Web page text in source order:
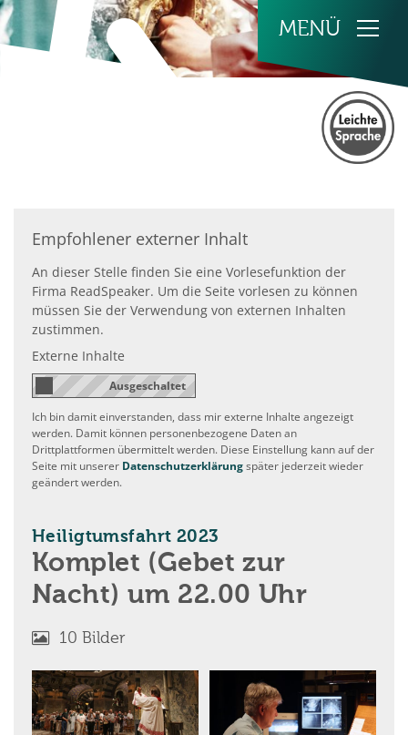
Zum Inhalt springen
Empfohlener externer Inhalt
An dieser Stelle finden Sie eine Vorlesefunktion der
Firma ReadSpeaker. Um die Seite vorlesen zu können
müssen Sie der Verwendung von externen Inhalten
zustimmen.
Externe Inhalte
Ich bin damit einverstanden, dass mir externe Inhalte angezeigt
werden. Damit können personenbezogene Daten an
Drittplattformen übermittelt werden. Diese Einstellung kann auf der
Seite mit unserer Datenschutzerklärungspäter jederzeit wieder
geändert werden.
Heiligtumsfahrt 2023
Komplet (Gebet zur
Nacht) um 22.00 Uhr
10 Bilder